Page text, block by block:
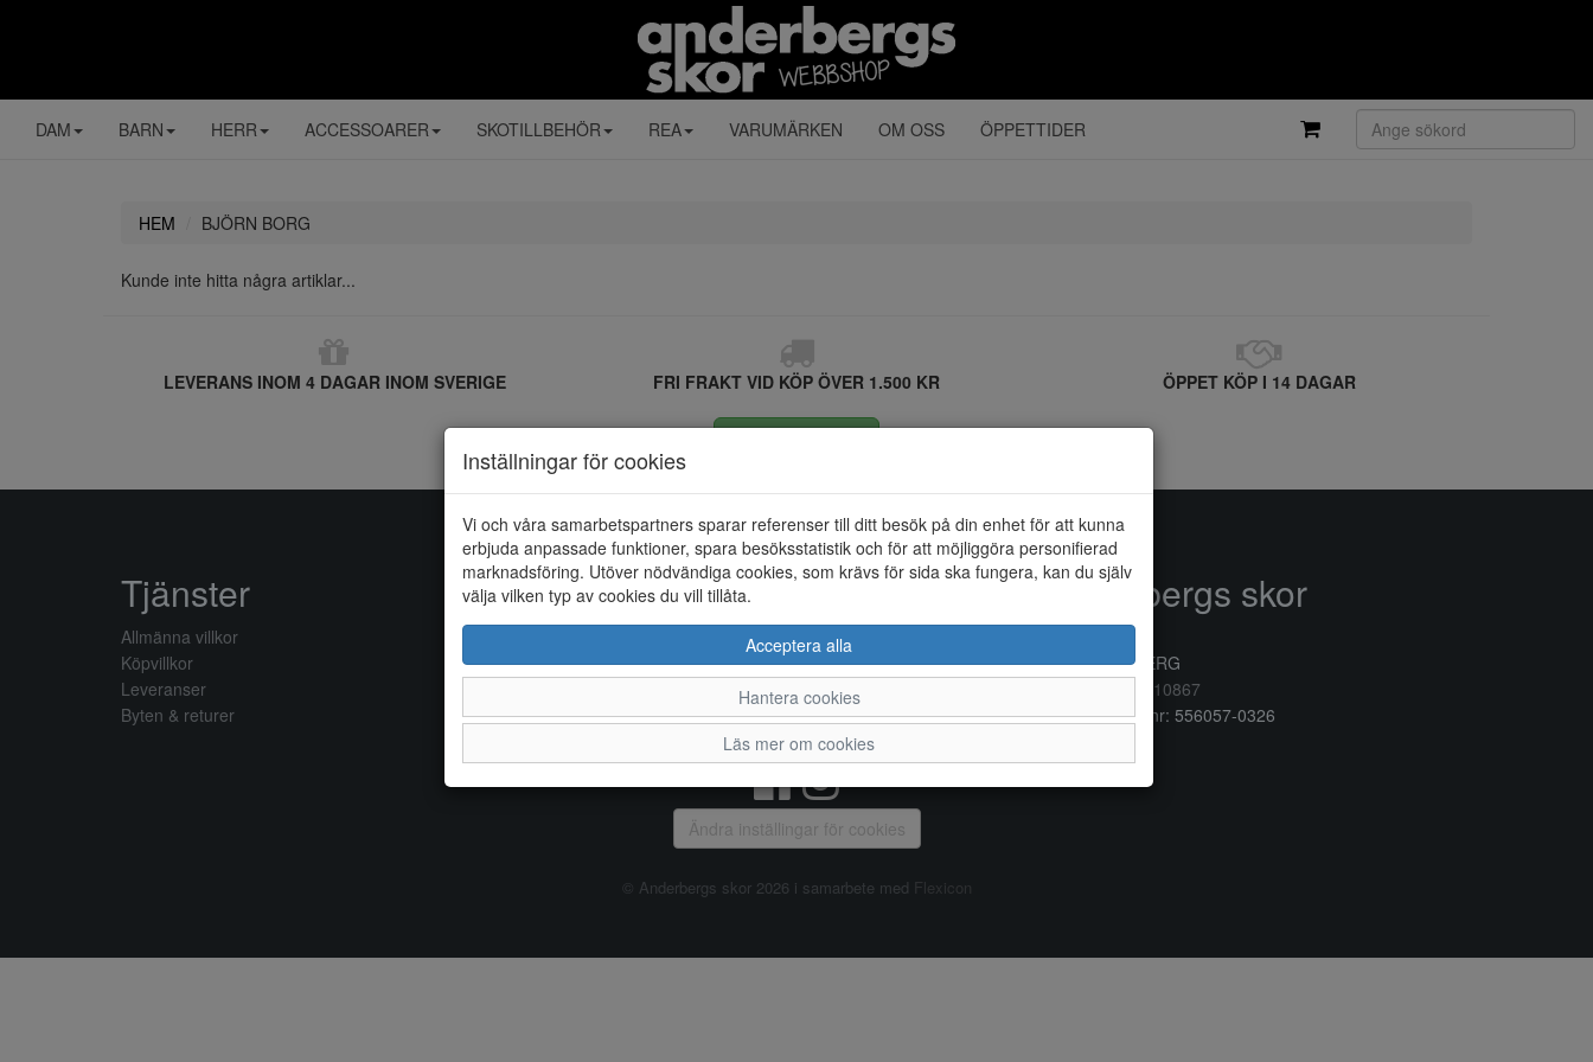
DAM BARN HERR ACCESSOARER SKOTILLBEHÖR REA VARUMÄRKEN OM OSS ÖPPETTIDER
HEM BJÖRN BORG
Kunde inte hitta några artiklar...
LEVERANS INOM 4 DAGAR INOM SVERIGE FRI FRAKT VID KÖP ÖVER 1.500 KR ÖPPET KÖP I 14 DAGAR
Inställningar för cookies
Vi och våra samarbetspartners sparar referenser till ditt besök på din enhet för att kunna
erbjuda anpassade funktioner, spara besöksstatistik och för att möjliggöra personifierad
marknadsföring. Utöver nödvändiga cookies, som krävs för sida ska fungera, kan du själv
välja vilken typ av cookies du vill tillåta.
Acceptera alla
Hantera cookies
Läs mer om cookies
Tjänster
Allmänna villkor
Köpvillkor
Leveranser
Byten & returer
Allmänt
Om oss
Öppettider
Anderbergs skor
432 41 VARBERG
0340/10867
Organisationsnr: 556057-0326
Ändra inställingar för cookies
© Anderbergs skor 2026 i samarbete med Flexicon